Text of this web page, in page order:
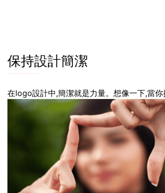
保持設計簡潔
在logo設計中,簡潔就是力量。想像一下,當